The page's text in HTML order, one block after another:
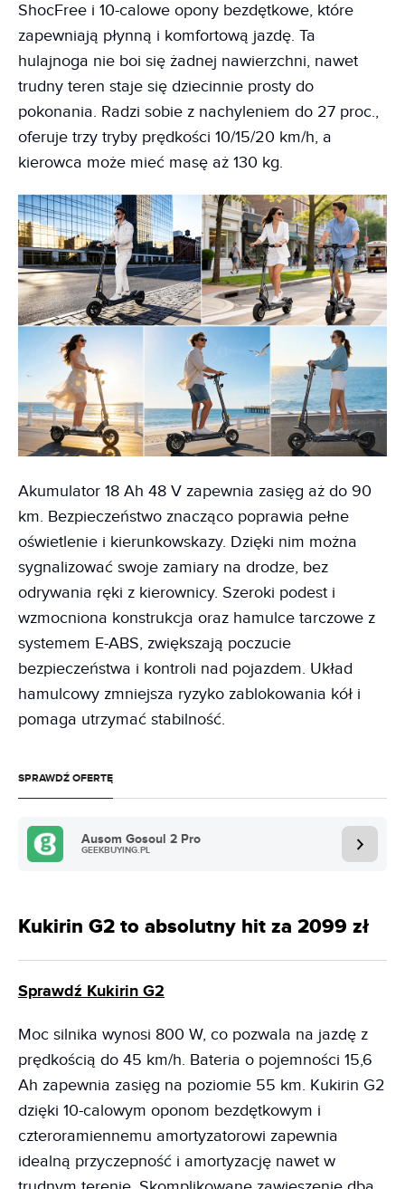
ShocFree i 10-calowe opony bezdętkowe, które
zapewniają płynną i komfortową jazdę. Ta
hulajnoga nie boi się żadnej nawierzchni, nawet
trudny teren staje się dziecinnie prosty do
pokonania. Radzi sobie z nachyleniem do 27 proc.,
oferuje trzy tryby prędkości 10/15/20 km/h, a
kierowca może mieć masę aż 130 kg.
Akumulator 18 Ah 48 V zapewnia zasięg aż do 90
km. Bezpieczeństwo znacząco poprawia pełne
oświetlenie i kierunkowskazy. Dzięki nim można
sygnalizować swoje zamiary na drodze, bez
odrywania ręki z kierownicy. Szeroki podest i
wzmocniona konstrukcja oraz hamulce tarczowe z
systemem E-ABS, zwiększają poczucie
bezpieczeństwa i kontroli nad pojazdem. Układ
hamulcowy zmniejsza ryzyko zablokowania kół i
pomaga utrzymać stabilność.
SPRAWDŹ OFERTĘ
Ausom Gosoul 2 Pro
GEEKBUYING.PL
Kukirin G2 to absolutny hit za 2099 zł
Sprawdź Kukirin G2
Moc silnika wynosi 800 W, co pozwala na jazdę z
prędkością do 45 km/h. Bateria o pojemności 15,6
Ah zapewnia zasięg na poziomie 55 km. Kukirin G2
dzięki 10-calowym oponom bezdętkowym i
czteroramiennemu amortyzatorowi zapewnia
idealną przyczepność i amortyzację nawet w